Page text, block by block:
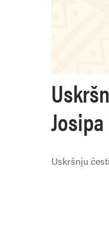
Uskršnju